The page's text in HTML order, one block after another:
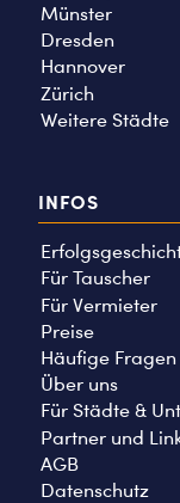
Münster
Dresden
Hannover
Zürich
Weitere Städte
INFOS
Für Tauscher
Für Vermieter
Preise
Häufige Fragen
Über uns
Für Städte &
Partner und
AGB
Datenschutz